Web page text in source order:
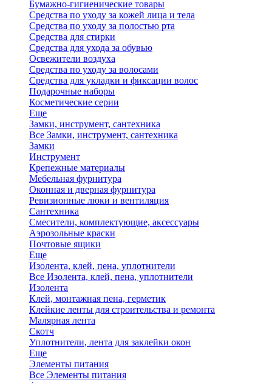
Бумажно-гигиенические товары
Средства по уходу за кожей лица и тела
Средства по уходу за полостью рта
Средства для стирки
Средства для ухода за обувью
Освежители воздуха
Средства по уходу за волосами
Средства для укладки и фиксации волос
Подарочные наборы
Косметические серии
Еще
Замки, инструмент, сантехника
Все Замки, инструмент, сантехника
Замки
Инструмент
Крепежные материалы
Мебельная фурнитура
Оконная и дверная фурнитура
Ревизионные люки и вентиляция
Сантехника
Смесители, комплектующие, аксессуары
Аэрозольные краски
Почтовые ящики
Еще
Изолента, клей, пена, уплотнители
Все Изолента, клей, пена, уплотнители
Изолента
Клей, монтажная пена, герметик
Клейкие ленты для строительства и ремонта
Малярная лента
Скотч
Уплотнители, лента для заклейки окон
Еще
Элементы питания
Все Элементы питания